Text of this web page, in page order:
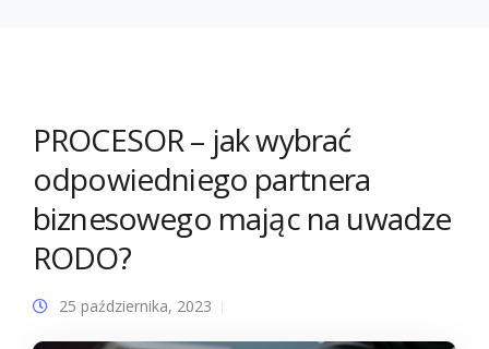
PROCESOR – jak wybrać
odpowiedniego partnera
biznesowego mając na uwadze
RODO?
25 października, 2023